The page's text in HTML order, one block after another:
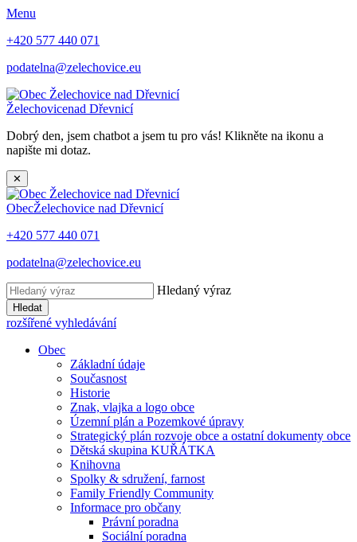
Menu
+420 577 440 071
podatelna@zelechovice.eu
Želechovicenad Dřevnicí
Dobrý den, jsem chatbot a jsem tu pro vás! Klikněte na ikonu a
napište mi dotaz.
✕
ObecŽelechovice nad Dřevnicí
+420 577 440 071
podatelna@zelechovice.eu
Hledaný výraz
Hledat
rozšířené vyhledávání
Obec
Základní údaje
Současnost
Historie
Znak, vlajka a logo obce
Územní plán a Pozemkové úpravy
Strategický plán rozvoje obce a ostatní dokumenty obce
Dětská skupina KUŘÁTKA
Knihovna
Spolky & sdružení, farnost
Family Friendly Community
Informace pro občany
Právní poradna
Sociální poradna